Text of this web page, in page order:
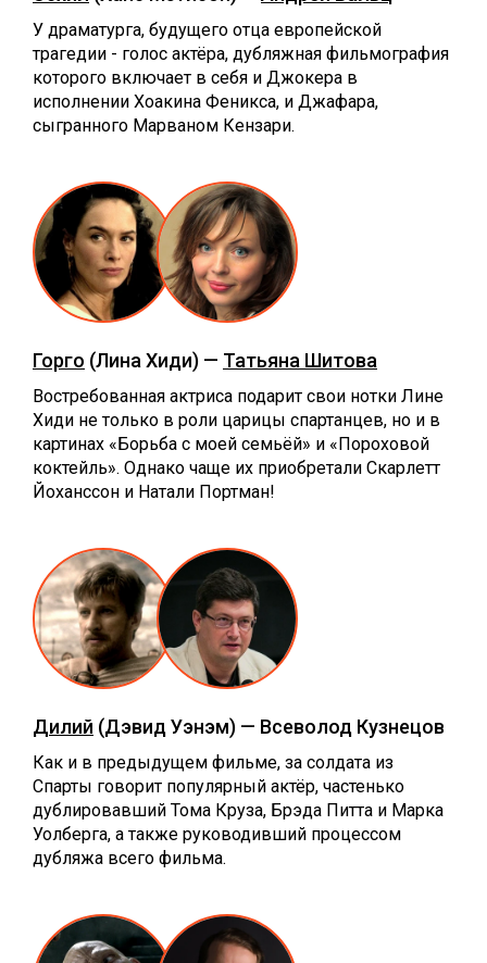
У драматурга, будущего отца европейской
трагедии - голос актёра, дубляжная фильмография
которого включает в себя и Джокера в
исполнении Хоакина Феникса, и Джафара,
сыгранного Марваном Кензари.
Горго (Лина Хиди) — Татьяна Шитова
Востребованная актриса подарит свои нотки Лине
Хиди не только в роли царицы спартанцев, но и в
картинах «Борьба с моей семьёй» и «Пороховой
коктейль». Однако чаще их приобретали Скарлетт
Йоханссон и Натали Портман!
Дилий (Дэвид Уэнэм) — Всеволод Кузнецов
Как и в предыдущем фильме, за солдата из
Спарты говорит популярный актёр, частенько
дублировавший Тома Круза, Брэда Питта и Марка
Уолберга, а также руководивший процессом
дубляжа всего фильма.